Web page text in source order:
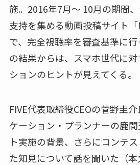
施。2016年7月～ 10月の期間
支持を集める動画投稿サイト
で、完全視聴率を審査基準に
の結果からは、スマホ世代に
ションのヒントが見えてくる。
FIVE代表取締役CEOの菅野圭
ケーション・プランナーの鹿
ト実施の背景、さらにコンテ
た知見について話を聞いた（本